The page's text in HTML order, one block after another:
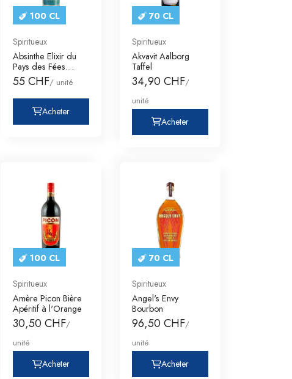
100 CL
Spiritueux
Absinthe Elixir du
Pays des Fées
François Bezanço
55 CHF/ unité
Acheter
70 CL
Spiritueux
Akvavit Aalborg
Taffel
34,90 CHF/
unité
Acheter
100 CL
Spiritueux
Amère Picon Bière
Apéritif à l'Orange
30,50 CHF/
unité
Acheter
70 CL
Spiritueux
Angel's Envy
Bourbon
96,50 CHF/
unité
Acheter